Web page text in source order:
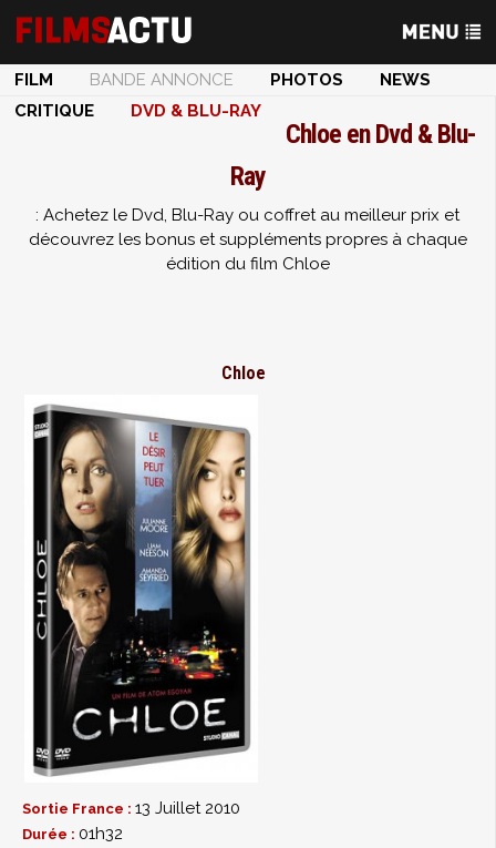
FILM BANDE ANNONCE PHOTOS
NEWS
CRITIQUE
DVD & BLU-RAY
Chloe en Dvd & Blu-
Ray
: Achetez le Dvd, Blu-Ray ou coffret au meilleur prix et
découvrez les bonus et suppléments propres à chaque
édition du film Chloe
Chloe
Sortie France : 13 Juillet 2010
Durée : 01h32